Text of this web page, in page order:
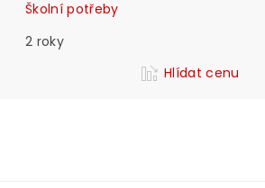
Školní potřeby
2 roky
Hlídat cenu